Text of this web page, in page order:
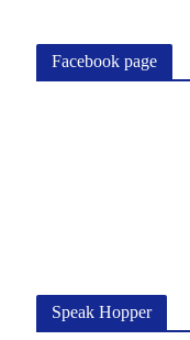
Facebook page
Speak Hopper